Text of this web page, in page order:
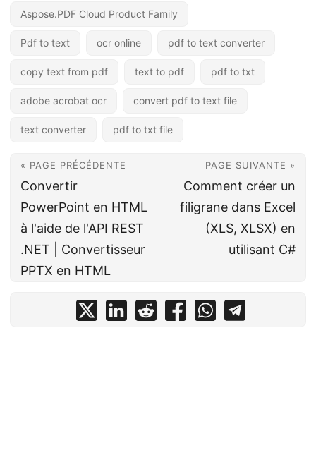
Aspose.PDF Cloud Product Family
Pdf to text ocr online pdf to text converter
copy text from pdf text to pdf pdf to txt
adobe acrobat ocr convert pdf to text file
text converter pdf to txt file
« PAGE PRÉCÉDENTE
Convertir
PowerPoint en HTML
à l'aide de l'API REST
.NET | Convertisseur
PPTX en HTML
PAGE SUIVANTE »
Comment créer un
filigrane dans Excel
(XLS, XLSX) en
utilisant C#